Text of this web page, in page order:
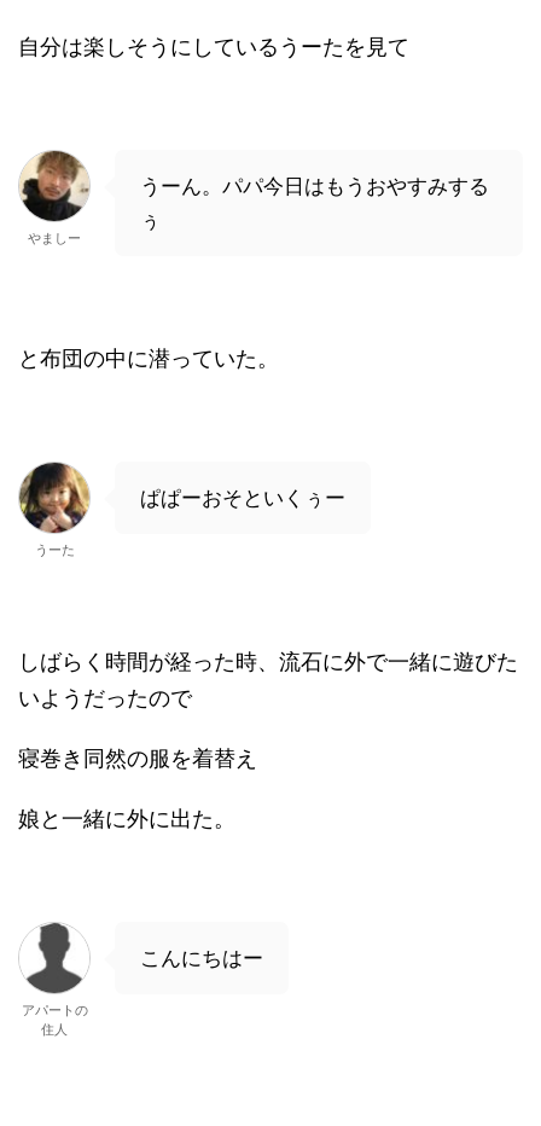
自分は楽しそうにしているうーたを見て
やましー
うーん。パパ今日はもうおやすみする
ぅ
と布団の中に潜っていた。
うーた
ぱぱーおそといくぅー
しばらく時間が経った時、流石に外で一緒に遊びた
いようだったので
寝巻き同然の服を着替え
娘と一緒に外に出た。
アパートの
住人
こんにちはー